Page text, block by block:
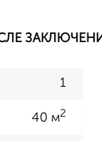
1
40 м2